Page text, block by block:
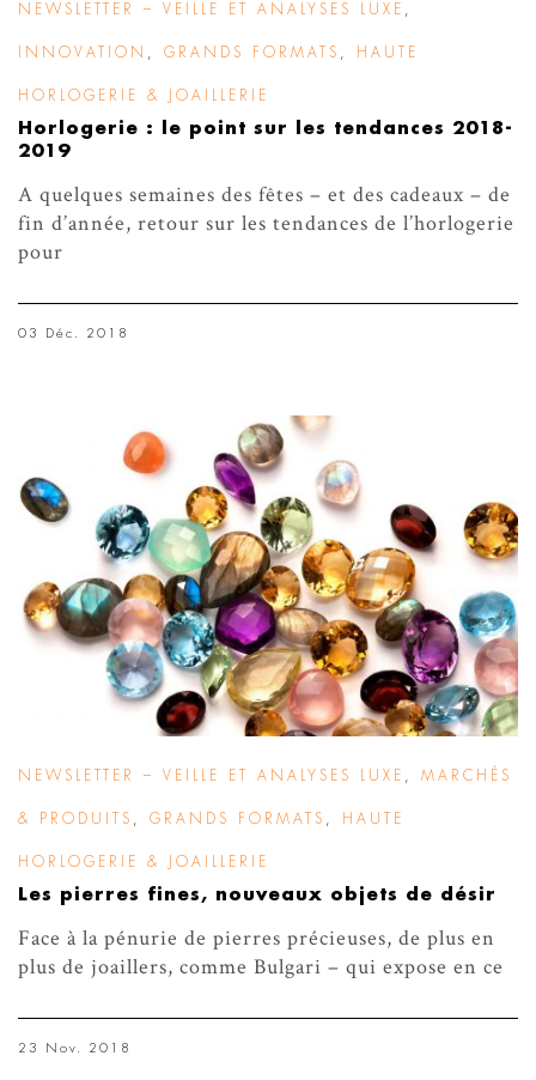
NEWSLETTER – VEILLE ET ANALYSES LUXE
INNOVATION GRANDS FORMATS HAUTE
HORLOGERIE & JOAILLERIE
Horlogerie : le point sur les tendances 2018-
2019
A quelques semaines des fêtes – et des cadeaux – de
fin d’année, retour sur les tendances de l’horlogerie
pour
03 Déc. 2018
NEWSLETTER – VEILLE ET ANALYSES LUXE MARCHÉS
& PRODUITS GRANDS FORMATS HAUTE
HORLOGERIE & JOAILLERIE
Les pierres fines, nouveaux objets de désir
Face à la pénurie de pierres précieuses, de plus en
plus de joaillers, comme Bulgari – qui expose en ce
23 Nov. 2018